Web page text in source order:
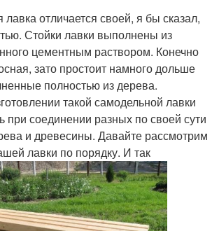
отличается своей, я бы сказал,
Стойки лавки выполнены из
цементным раствором. Конечно
зато простоит намного дольше
полностью из дерева.
такой самодельной лавки
при соединении разных по своей сути
и древесины. Давайте рассмотрим
лавки по порядку. И так